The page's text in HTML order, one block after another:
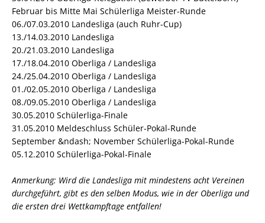
Februar bis Mitte Mai Schülerliga Meister-Runde
06./07.03.2010 Landesliga (auch Ruhr-Cup)
13./14.03.2010 Landesliga
20./21.03.2010 Landesliga
17./18.04.2010 Oberliga / Landesliga
24./25.04.2010 Oberliga / Landesliga
01./02.05.2010 Oberliga / Landesliga
08./09.05.2010 Oberliga / Landesliga
30.05.2010 Schülerliga-Finale
31.05.2010 Meldeschluss Schüler-Pokal-Runde
September &ndash; November Schülerliga-Pokal-Runde
05.12.2010 Schülerliga-Pokal-Finale
Anmerkung: Wird die Landesliga mit mindestens acht Vereinen
durchgeführt, gibt es den selben Modus, wie in der Oberliga und
die ersten drei Wettkampftage entfallen!